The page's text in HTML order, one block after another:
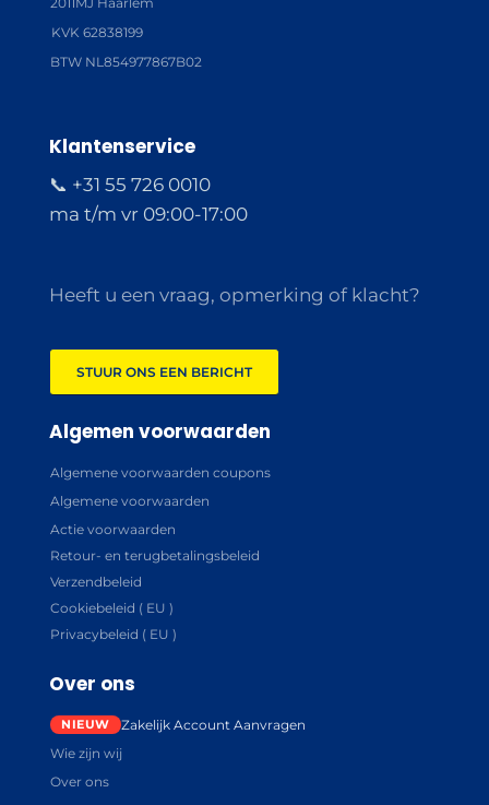
KVK 62838199
BTW NL854977867B02
Klantenservice
📞 +31 55 726 0010
ma t/m vr 09:00-17:00
Heeft u een vraag, opmerking of klacht?
STUUR ONS EEN BERICHT
Algemen voorwaarden
Algemene voorwaarden coupons
Algemene voorwaarden
Actie voorwaarden
Retour- en terugbetalingsbeleid
Verzendbeleid
Cookiebeleid ( EU )
Privacybeleid ( EU )
Over ons
Zakelijk Account Aanvragen
Wie zijn wij
Over ons